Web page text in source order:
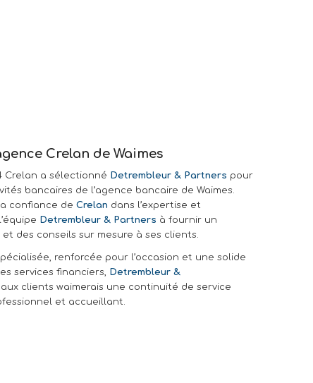
Crelan de Waimes
Crelan a sélectionné Detrembleur & Partners pour
bancaires de l’agence bancaire de Waimes.
confiance de Crelan dans l’expertise et
Detrembleur & Partners à fournir un
des conseils sur mesure à ses clients.
renforcée pour l’occasion et une solide
services financiers, Detrembleur &
clients waimerais une continuité de service
et accueillant.